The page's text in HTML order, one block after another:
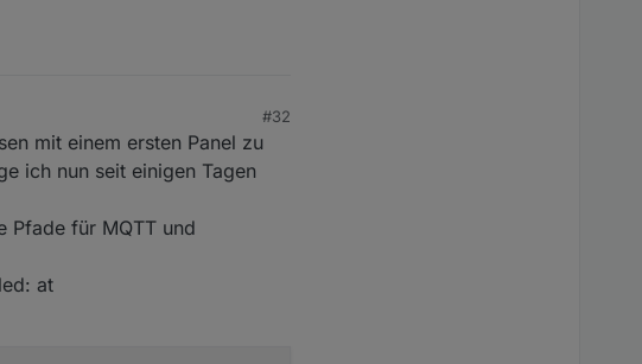
#32
mit einem ersten Panel zu
ich nun seit einigen Tagen
Pfade für MQTT und
at